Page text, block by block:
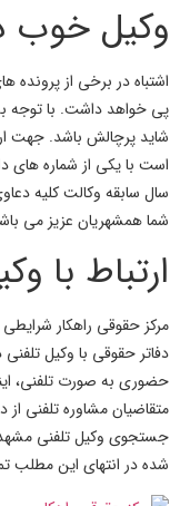
وکیل خوب
اشتباه در برخی از
پی خواهد داشت. با توجه
شاید پرچالش باشد. جهت
است با یکی از شماره های
سال سابقه وکالت کلیه
شما همشهریان عزیز می
ارتباط با
مرکز حقوقی راهکار
دفاتر حقوقی با وکیل
حضوری به صورت تلفنی،
متقاضیان مشاوره تلفنی
جستجوی وکیل تلفنی
شده در انتهای این مطلب